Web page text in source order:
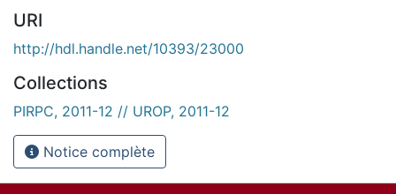
URI
http://hdl.handle.net/10393/23000
Collections
PIRPC, 2011-12 // UROP, 2011-12
Notice complète